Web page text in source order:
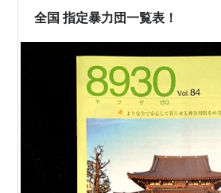
一言が招く3層構造 交番に駆け込ん
全国 指定暴力団一覧表！